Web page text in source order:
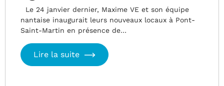
Le 24 janvier dernier, Maxime VE et son équipe
nantaise inaugurait leurs nouveaux locaux à Pont-
Saint-Martin en présence de…
Lire la suite